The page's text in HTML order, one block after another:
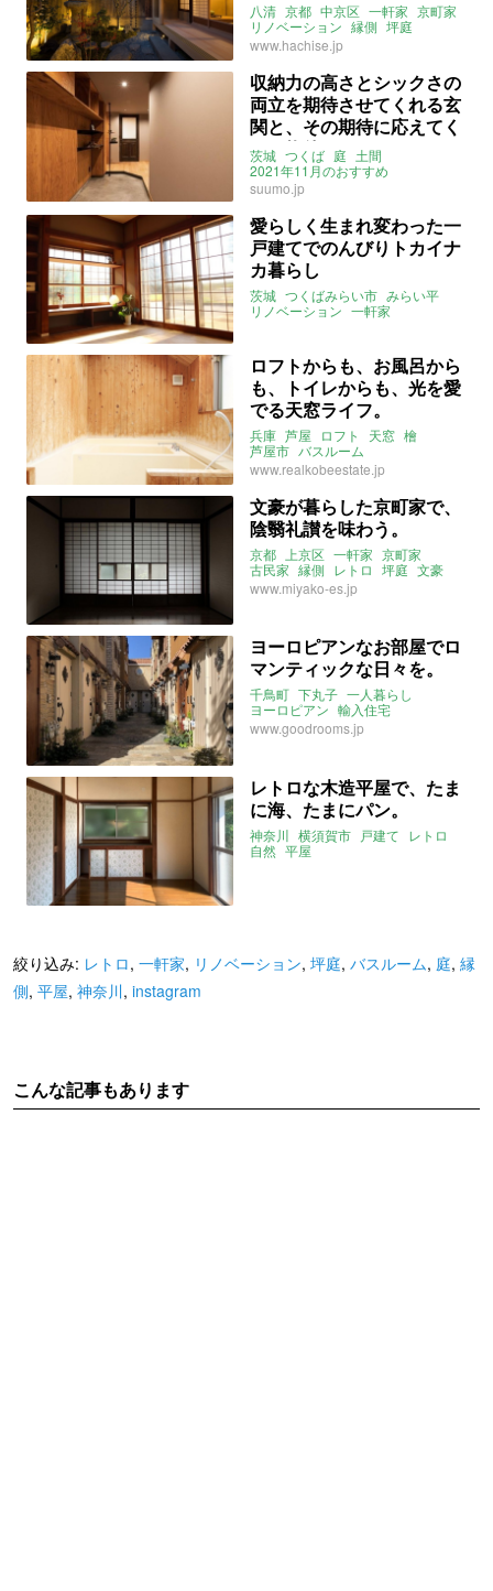
八清 京都 中京区 一軒家 京町家
リノベーション 縁側 坪庭
スケスケ instagram
2021年11月のおすすめ
www.hachise.jp
収納力の高さとシックさの
両立を期待させてくれる玄
関と、その期待に応えてく
れる物件
茨城 つくば 庭 土間
2021年11月のおすすめ
suumo.jp
愛らしく生まれ変わった一
戸建てでのんびりトカイナ
カ暮らし
茨城 つくばみらい市 みらい平
リノベーション 一軒家
ロフトからも、お風呂から
も、トイレからも、光を愛
でる天窓ライフ。
兵庫 芦屋 ロフト 天窓 檜
芦屋市 バスルーム
2021年11月のおすすめ
www.realkobeestate.jp
文豪が暮らした京町家で、
陰翳礼讃を味わう。
京都 上京区 一軒家 京町家
古民家 縁側 レトロ 坪庭 文豪
みやこエステート
2021年11月のおすすめ
www.miyako-es.jp
ヨーロピアンなお部屋でロ
マンティックな日々を。
千鳥町 下丸子 一人暮らし
ヨーロピアン 輸入住宅
アンティーク 東京
2021年11月のおすすめ
www.goodrooms.jp
レトロな木造平屋で、たま
に海、たまにパン。
神奈川 横須賀市 戸建て レトロ
自然 平屋
絞り込み: レトロ, 一軒家, リノベーション, 坪庭, バスルーム, 庭, 縁
側, 平屋, 神奈川, instagram
こんな記事もあります